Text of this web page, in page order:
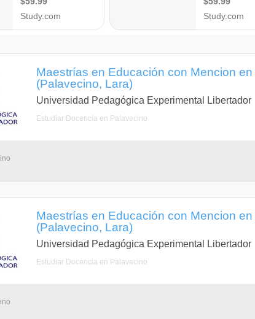
Maestrías en Educación con Mencion
(Palavecino, Lara)
Universidad Pedagógica Experimental Libertador
Estudiar Docencia en Palavecino
Maestrías en Educación con Mencion
(Palavecino, Lara)
Universidad Pedagógica Experimental Libertador
Estudiar Docencia en Palavecino